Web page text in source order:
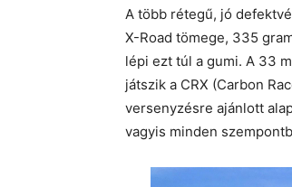
A több rétegű, jó
X-Road tömege, 335
lépi ezt túl a gumi. A 33
játszik a CRX (Carbon
versenyzésre ajánlott
vagyis minden